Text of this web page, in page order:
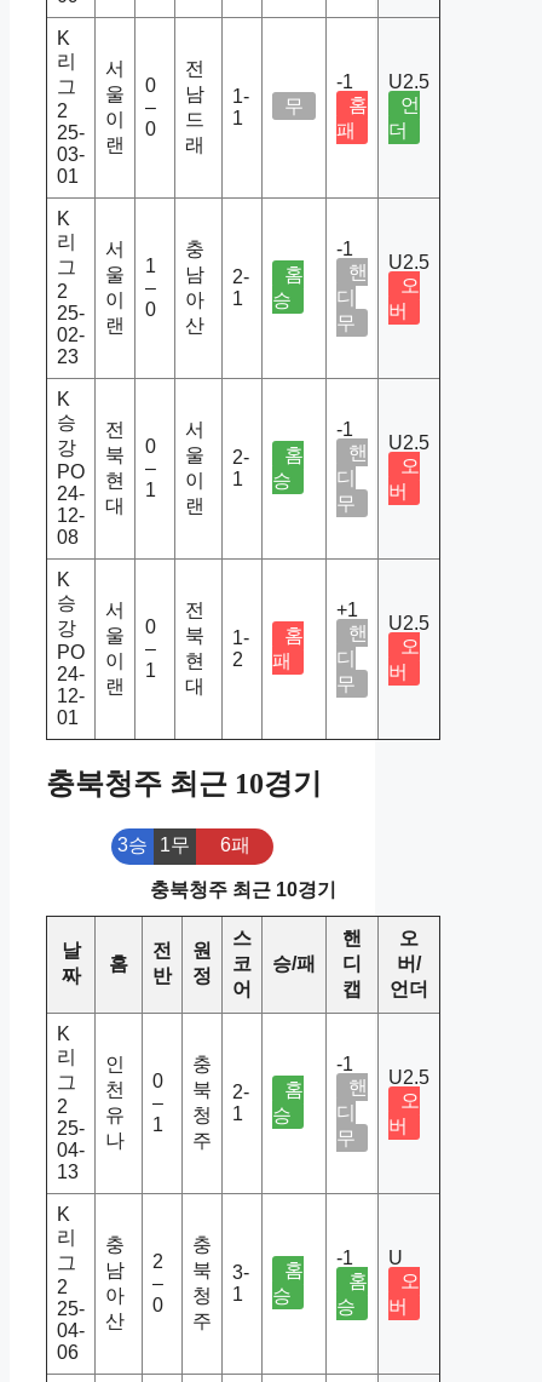
K
리
그
2
25-
03-
01
서
울
이
랜
0
–
0
전
남
드
래
1-
1
무
-1
홈
패
U2.5
언
더
K
리
그
2
25-
02-
23
서
울
이
랜
1
–
0
충
남
아
산
2-
1
홈
승
-1
핸
디
무
U2.5
오
버
K
승
강
PO
24-
12-
08
전
북
현
대
0
–
1
서
울
이
랜
2-
1
홈
승
-1
핸
디
무
U2.5
오
버
K
승
강
PO
24-
12-
01
서
울
이
랜
0
–
1
전
북
현
대
1-
2
홈
패
+1
핸
디
무
U2.5
오
버
충북청주 최근 10경기
3승 1무 6패
충북청주 최근 10경기
날
짜
홈
전
반
원
정
스
코
어
승/패
핸
디
캡
오
버/
언더
K
리
그
2
25-
04-
13
인
천
유
나
0
–
1
충
북
청
주
2-
1
홈
승
-1
핸
디
무
U2.5
오
버
K
리
그
2
25-
04-
06
충
남
아
산
2
–
0
충
북
청
주
3-
1
홈
승
-1
홈
승
U
오
버